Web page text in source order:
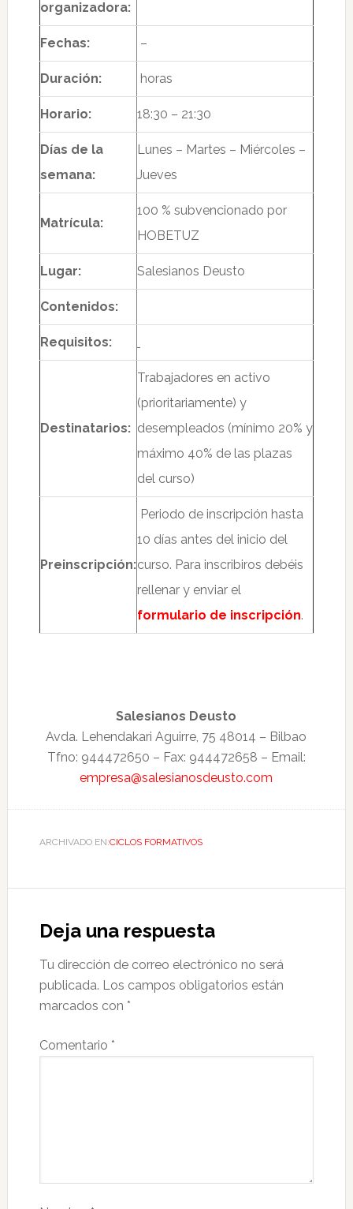
organizadora:
Fechas: –
Duración: horas
Horario: 18:30 – 21:30
Días de la
semana:
Lunes – Martes – Miércoles –
Jueves
Matrícula:
100 % subvencionado por
HOBETUZ
Lugar: Salesianos Deusto
Contenidos:
Requisitos:
Destinatarios:
Trabajadores en activo
(prioritariamente) y
desempleados (mínimo 20% y
máximo 40% de las plazas
del curso)
Preinscripción:
Periodo de inscripción hasta
10 días antes del inicio del
curso. Para inscribiros debéis
rellenar y enviar el
formulario de inscripción.
Salesianos Deusto
Avda. Lehendakari Aguirre, 75 48014 – Bilbao
Tfno: 944472650 – Fax: 944472658 – Email:
empresa@salesianosdeusto.com
ARCHIVADO EN:CICLOS FORMATIVOS
Deja una respuesta
Tu dirección de correo electrónico no será
publicada. Los campos obligatorios están
marcados con *
Comentario *